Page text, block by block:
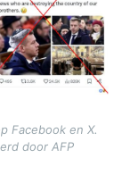
Facebook en X.
door AFP